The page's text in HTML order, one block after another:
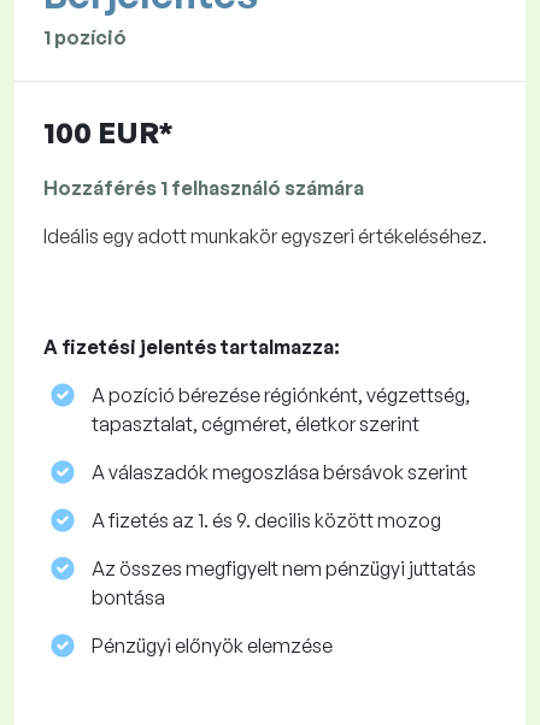
1 pozíció
100 EUR*
Hozzáférés 1 felhasználó számára
Ideális egy adott munkakör egyszeri értékeléséhez.
A fizetési jelentés tartalmazza:
A pozíció bérezése régiónként, végzettség,
tapasztalat, cégméret, életkor szerint
A válaszadók megoszlása ​​bérsávok szerint
A fizetés az 1. és 9. decilis között mozog
Az összes megfigyelt nem pénzügyi juttatás
bontása
Pénzügyi előnyök elemzése